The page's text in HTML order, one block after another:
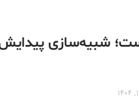
شبیه‌سازی